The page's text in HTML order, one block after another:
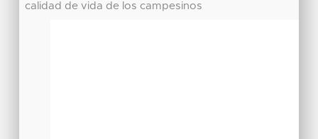
calidad de vida de los campesinos